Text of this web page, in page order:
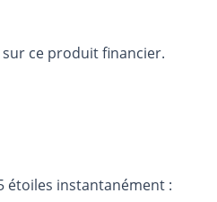
ce produit financier.
étoiles instantanément :